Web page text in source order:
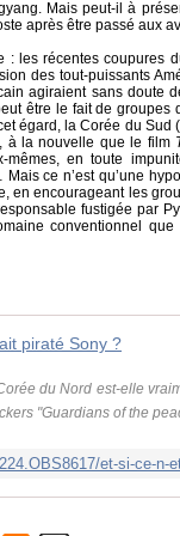
Mais peut-il à
après être passé aux
: les récentes coupures
des tout-puissants
agiraient sans doute
être le fait de groupes
égard, la Corée du
à la nouvelle que le film
en toute
ce n’est qu’une
en encourageant les
fustigée par
conventionnel
piraté Sony ?
du Nord est-elle
"Guardians of the